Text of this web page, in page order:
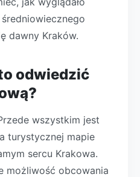
dawny Kraków.
odwiedzić
wszystkim jest
turystycznej mapie
sercu Krakowa.
możliwość obcowania